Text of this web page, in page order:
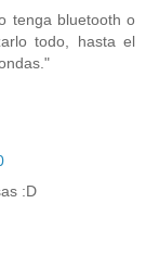
tenga bluetooth o
todo, hasta el
:D